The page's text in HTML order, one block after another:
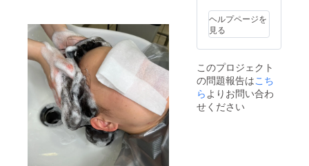
取りく
ださ
い。ご
予約の
につい
ては、
ご登録
されて
おりま
「hatsu
ka
HONEY
AND
AL OIL
Treatm
ent」も
ついて
おりま
ヘルプページを
見る
このプロジェクト
の問題報告はこち
ら よりお問い合わ
せください